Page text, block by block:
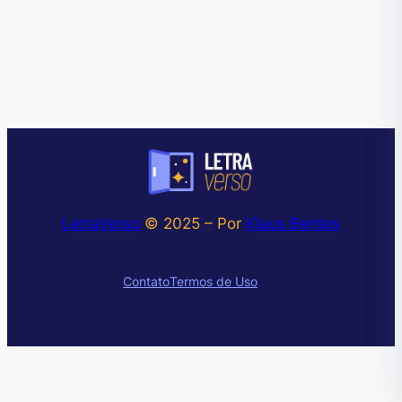
LetraVerso © 2025 – Por Klaus Bentes
ContatoTermos de UsoInstagram